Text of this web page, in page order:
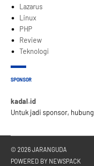
Lazarus
Linux
PHP
Review
Teknologi
SPONSOR
kadal.id
Untuk jadi sponsor,
© 2026 JARANGUDA
POWERED BY NEWSPACK